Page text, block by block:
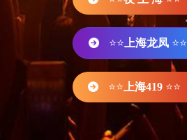
⭐⭐ 上海龙凤 ⭐⭐
⭐⭐ 上海419 ⭐⭐